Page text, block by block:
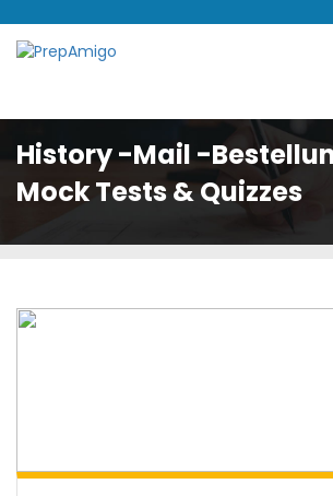
History -Mail -
Mock Tests & Quizzes